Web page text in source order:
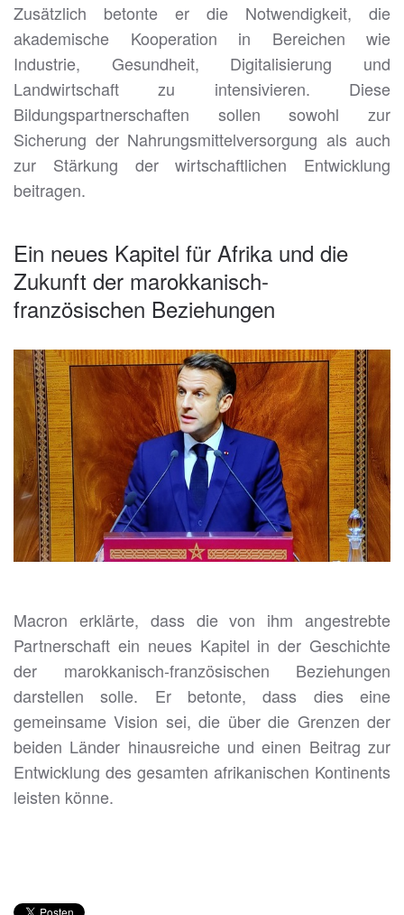
Zusätzlich betonte er die Notwendigkeit, die
akademische Kooperation in Bereichen wie
Industrie, Gesundheit, Digitalisierung und
Landwirtschaft zu intensivieren. Diese
Bildungspartnerschaften sollen sowohl zur
Sicherung der Nahrungsmittelversorgung als auch
zur Stärkung der wirtschaftlichen Entwicklung
beitragen.
Ein neues Kapitel für Afrika und die
Zukunft der marokkanisch-
französischen Beziehungen
Macron erklärte, dass die von ihm angestrebte
Partnerschaft ein neues Kapitel in der Geschichte
der marokkanisch-französischen Beziehungen
darstellen solle. Er betonte, dass dies eine
gemeinsame Vision sei, die über die Grenzen der
beiden Länder hinausreiche und einen Beitrag zur
Entwicklung des gesamten afrikanischen Kontinents
leisten könne.